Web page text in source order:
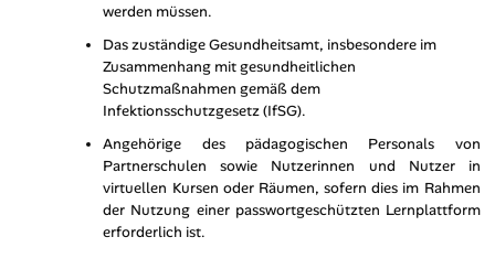
werden müssen.
Das zuständige Gesundheitsamt, insbesondere im
Zusammenhang mit gesundheitlichen
Schutzmaßnahmen gemäß dem
Infektionsschutzgesetz (IfSG).
Angehörige des pädagogischen Personals von
Partnerschulen sowie Nutzerinnen und Nutzer in
virtuellen Kursen oder Räumen, sofern dies im Rahmen
der Nutzung einer passwortgeschützten Lernplattform
erforderlich ist.